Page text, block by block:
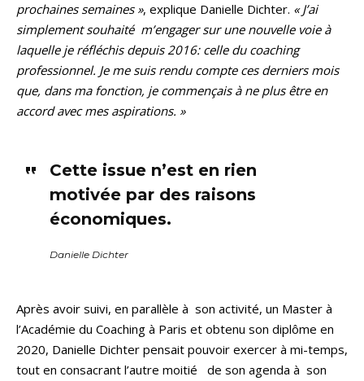
prochaines semaines », explique Danielle Dichter. « J’ai
simplement souhaité m’engager sur une nouvelle voie à
laquelle je réfléchis depuis 2016: celle du coaching
professionnel. Je me suis rendu compte ces derniers mois
que, dans ma fonction, je commençais à ne plus être en
accord avec mes aspirations. »
Cette issue n’est en rien
motivée par des raisons
économiques.
Danielle Dichter
Après avoir suivi, en parallèle à son activité, un Master à
l’Académie du Coaching à Paris et obtenu son diplôme en
2020, Danielle Dichter pensait pouvoir exercer à mi-temps,
tout en consacrant l’autre moitié de son agenda à son